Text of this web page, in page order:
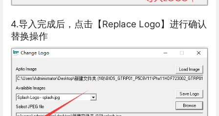
4.导入完成后，点击【Replace Logo】进行确认
替换操作